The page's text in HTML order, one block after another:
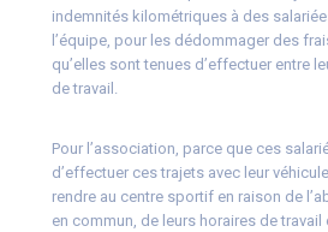
indemnités kilométriques à des
l’équipe, pour les dédommager des
qu’elles sont tenues d’effectuer entre
de travail.
Pour l’association, parce que ces
d’effectuer ces trajets avec leur
rendre au centre sportif en raison de
en commun, de leurs horaires de travail